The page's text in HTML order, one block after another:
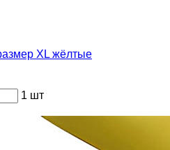
XL жёлтые
1 шт